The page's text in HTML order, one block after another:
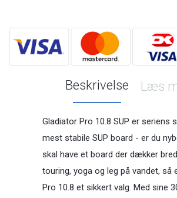
Læs
Beskrivelse
Gladiator Pro 10.8 SUP er seriens
mest stabile SUP board - er du
skal have et board der dækker
touring, yoga og leg på vandet, så
Pro 10.8 et sikkert valg. Med sine